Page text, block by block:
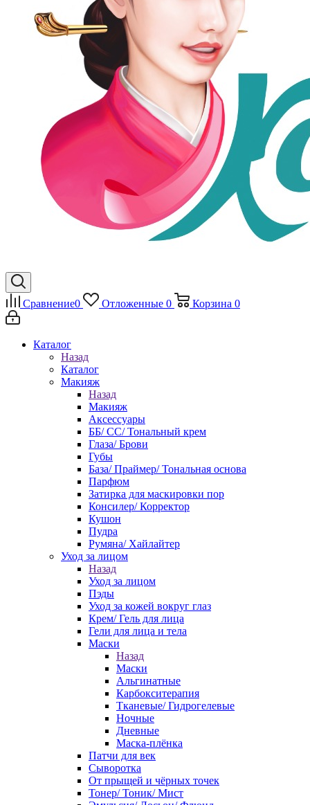
Сравнение0 Отложенные 0 Корзина 0
Каталог
Назад
Каталог
Макияж
Назад
Макияж
Аксессуары
ББ/ СС/ Тональный крем
Глаза/ Брови
Губы
База/ Праймер/ Тональная основа
Парфюм
Затирка для маскировки пор
Консилер/ Корректор
Кушон
Пудра
Румяна/ Хайлайтер
Уход за лицом
Назад
Уход за лицом
Пэды
Уход за кожей вокруг глаз
Крем/ Гель для лица
Гели для лица и тела
Маски
Назад
Маски
Альгинатные
Карбокситерапия
Тканевые/ Гидрогелевые
Ночные
Дневные
Маска-плёнка
Патчи для век
Сыворотка
От прыщей и чёрных точек
Тонер/ Тоник/ Мист